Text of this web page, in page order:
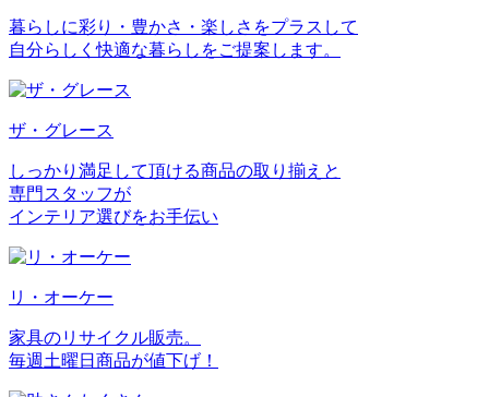
暮らしに彩り・豊かさ・楽しさをプラスして
自分らしく快適な暮らしをご提案します。
ザ・グレース
しっかり満足して頂ける商品の取り揃えと
専門スタッフが
インテリア選びをお手伝い
リ・オーケー
家具のリサイクル販売。
毎週土曜日商品が値下げ！